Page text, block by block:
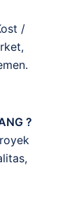
/
?